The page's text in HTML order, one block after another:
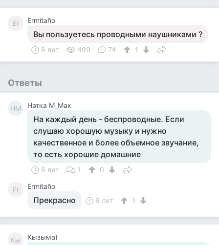
Er Ermitaño
Вы пользуетесь проводными наушниками ?
6 лет 499 74 1
Ответы
НМ Натка М_Мак
На каждый день - беспроводные. Если
слушаю хорошую музыку и нужно
качественное и более объемное звучание,
то есть хорошие домашние
6 лет 1 0
Er Ermitaño
Прекрасно 6 лет 1
Кы Кызыма)